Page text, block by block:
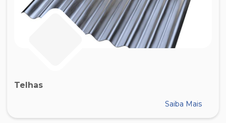
Telhas
Saiba Mais